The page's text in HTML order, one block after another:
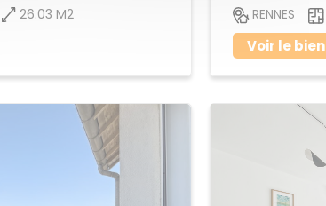
26.03 M2 RENNES
Voir le bien